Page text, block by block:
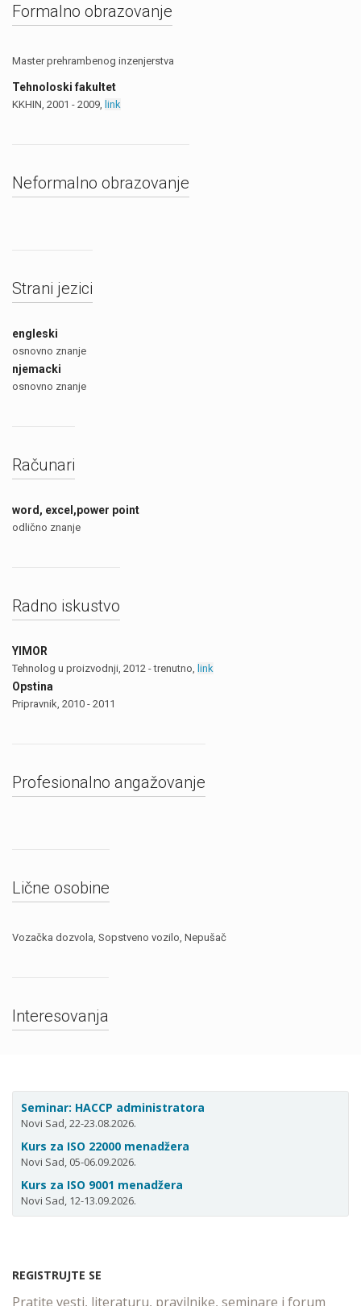
Formalno obrazovanje
Master prehrambenog inzenjerstva
Tehnoloski fakultet
KKHIN, 2001 - 2009, link
Neformalno obrazovanje
Strani jezici
engleski
osnovno znanje
njemacki
osnovno znanje
Računari
word, excel,power point
odlično znanje
Radno iskustvo
YIMOR
Tehnolog u proizvodnji, 2012 - trenutno, link
Opstina
Pripravnik, 2010 - 2011
Profesionalno angažovanje
Lične osobine
Vozačka dozvola, Sopstveno vozilo, Nepušač
Interesovanja
Seminar: HACCP administratora
Novi Sad, 22-23.08.2026.
Kurs za ISO 22000 menadžera
Novi Sad, 05-06.09.2026.
Kurs za ISO 9001 menadžera
Novi Sad, 12-13.09.2026.
REGISTRUJTE SE
Pratite vesti, literaturu, pravilnike, seminare i forum